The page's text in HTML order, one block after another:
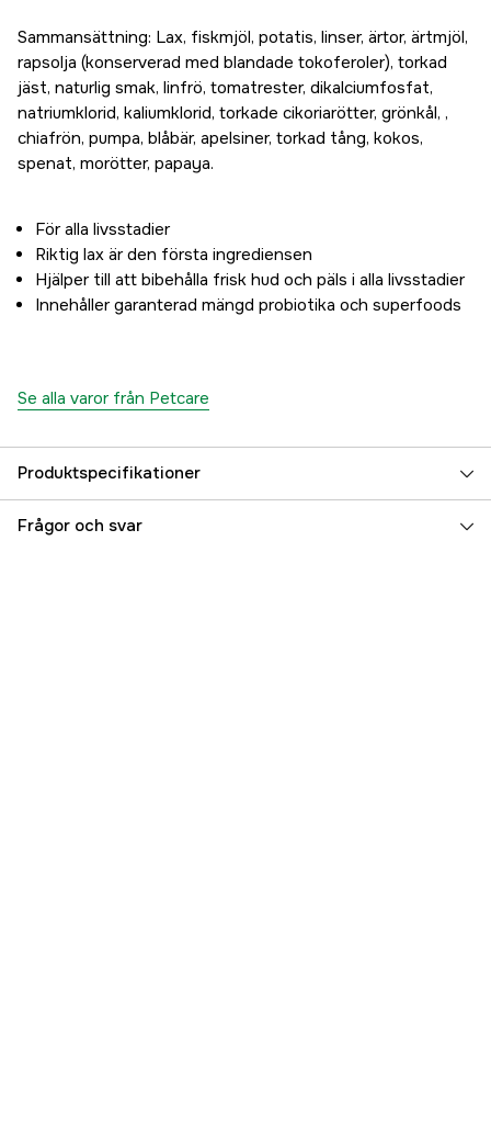
Sammansättning: Lax, fiskmjöl, potatis, linser, ärtor, ärtmjöl,
rapsolja (konserverad med blandade tokoferoler), torkad
jäst, naturlig smak, linfrö, tomatrester, dikalciumfosfat,
natriumklorid, kaliumklorid, torkade cikoriarötter, grönkål, ,
chiafrön, pumpa, blåbär, apelsiner, torkad tång, kokos,
spenat, morötter, papaya.
För alla livsstadier
Riktig lax är den första ingrediensen
Hjälper till att bibehålla frisk hud och päls i alla livsstadier
Innehåller garanterad mängd probiotika och superfoods
Se alla varor från Petcare
Produktspecifikationer
Djurtyp Hund
Frågor och svar